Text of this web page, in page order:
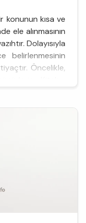
konunun kısa ve
ele alınmasının
Dolayısıyla
belirlenmesinin
Öncelikle,